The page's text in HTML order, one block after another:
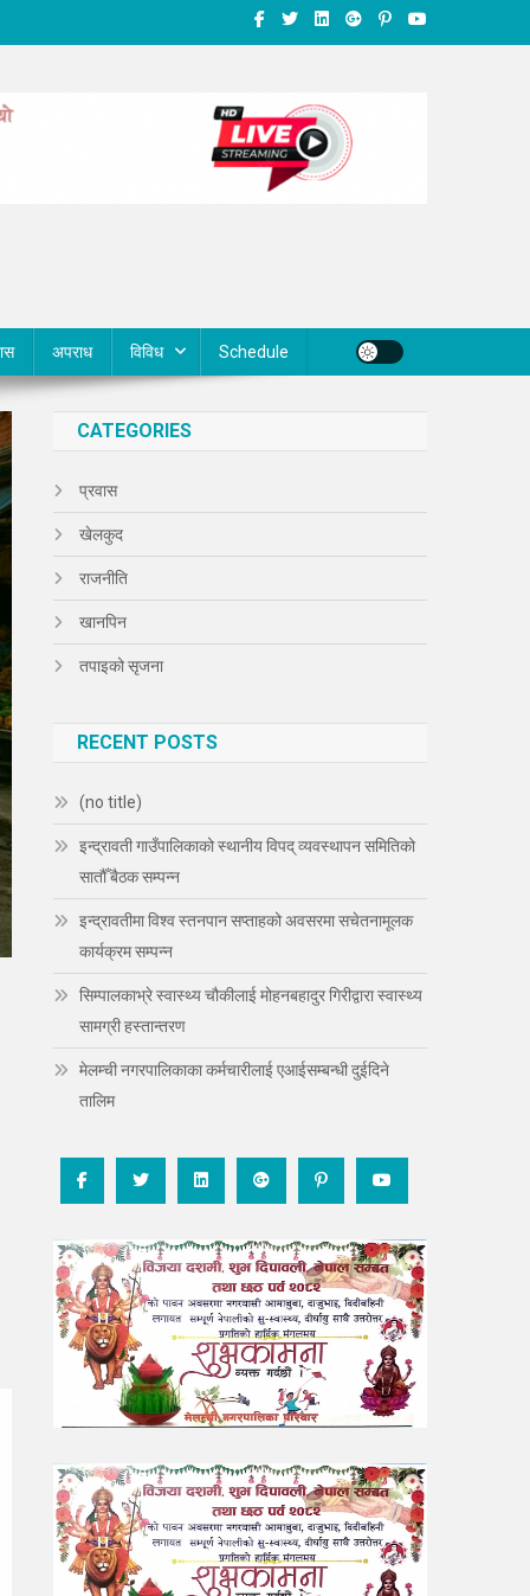
अपराध विविध Schedule
CATEGORIES
प्रवास
खेलकुद
राजनीति
खानपिन
तपाइको सृजना
RECENT POSTS
(no title)
इन्द्रावती गाउँपालिकाको स्थानीय विपद् व्यवस्थापन समितिको
सातौँ बैठक सम्पन्न
इन्द्रावतीमा विश्व स्तनपान सप्ताहको अवसरमा सचेतनामूलक
कार्यक्रम सम्पन्न
सिम्पालकाभ्रे स्वास्थ्य चौकीलाई मोहनबहादुर गिरीद्वारा स्वास्थ्य
सामग्री हस्तान्तरण
मेलम्ची नगरपालिकाका कर्मचारीलाई एआईसम्बन्धी दुईदिने
तालिम